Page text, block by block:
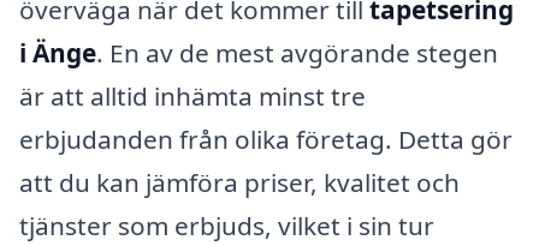
överväga när det kommer till tapetsering
i Änge. En av de mest avgörande stegen
är att alltid inhämta minst tre
erbjudanden från olika företag. Detta gör
att du kan jämföra priser, kvalitet och
tjänster som erbjuds, vilket i sin tur